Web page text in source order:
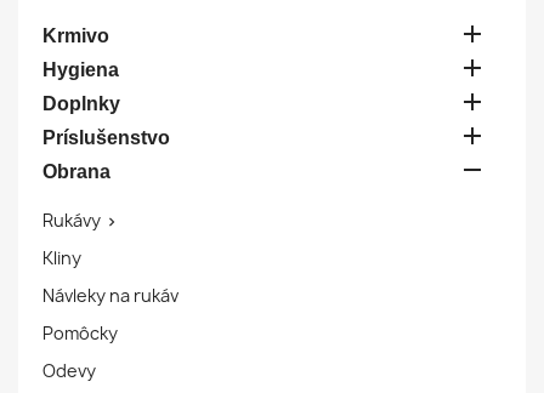
Krmivo 
Hygiena 
Doplnky 
Príslušenstvo 
Obrana 
Rukávy 
Kliny
Návleky na rukáv
Pomôcky
Odevy